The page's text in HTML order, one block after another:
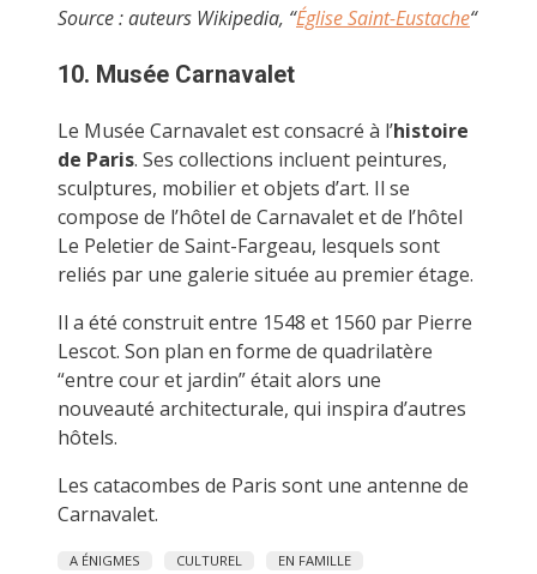
Source : auteurs Wikipedia, “Église Saint-Eustache“
10. Musée Carnavalet
Le Musée Carnavalet est consacré à l’histoire
de Paris. Ses collections incluent peintures,
sculptures, mobilier et objets d’art. Il se
compose de l’hôtel de Carnavalet et de l’hôtel
Le Peletier de Saint-Fargeau, lesquels sont
reliés par une galerie située au premier étage.
Il a été construit entre 1548 et 1560 par Pierre
Lescot. Son plan en forme de quadrilatère
“entre cour et jardin” était alors une
nouveauté architecturale, qui inspira d’autres
hôtels.
Les catacombes de Paris sont une antenne de
Carnavalet.
A ÉNIGMES CULTUREL EN FAMILLE